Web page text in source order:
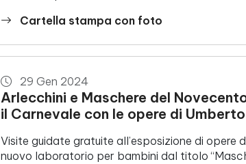
Cartella stampa con foto
29 Gen 2024
Arlecchini e Maschere del
il Carnevale con le opere di
Visite guidate gratuite all’esposizione di opere
nuovo laboratorio per bambini dal titolo